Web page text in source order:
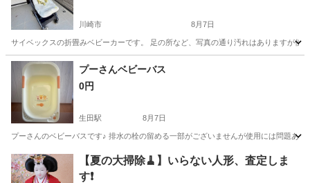
川崎市 8月7日
サイベックスの折畳みベビーカーです。 足の所など、写真の通り汚れはありますが
神奈川 川崎市 ベビー用品 サイベックス
プーさんベビーバス
0円
生田駅 8月7日
プーさんのベビーバスです♪ 排水の栓の留める一部がございませんが使用には問題あ
神奈川 生田駅 ベビー用品 ベビーバス
【夏の大掃除🧹】いらない人形、査定しま
す❗️